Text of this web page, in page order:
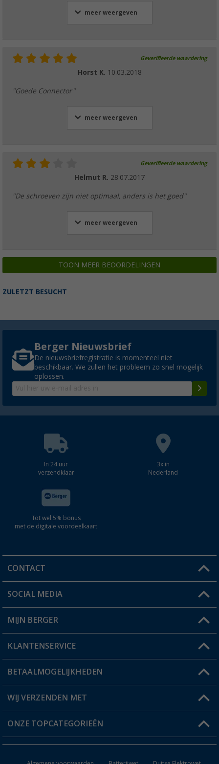
meer weergeven
Geverifieerde waardering
Horst K. 10.03.2018
"Goede Connector"
meer weergeven
Geverifieerde waardering
Helmut R. 28.07.2017
"De schroeven zijn niet optimaal, anders is het goed"
meer weergeven
TOON MEER BEOORDELINGEN
ZULETZT BESUCHT
Berger Nieuwsbrief
De nieuwsbriefregistratie is momenteel niet
beschikbaar. We zullen het probleem zo snel mogelijk
oplossen.
In 24 uur
verzendklaar
3x in
Nederland
Tot wel 5% bonus
met de digitale voordeelkaart
CONTACT
Een vraag?
Winkel vinden
SOCIAL MEDIA
MIJN BERGER
Mijn account
Status bestelling
Verlanglijstje
KLANTENSERVICE
FAQ & Contact
Verzendinformatie
Catalogus
BETAALMOGELIJKHEDEN
WIJ VERZENDEN MET
ONZE TOPCATEGORIEËN